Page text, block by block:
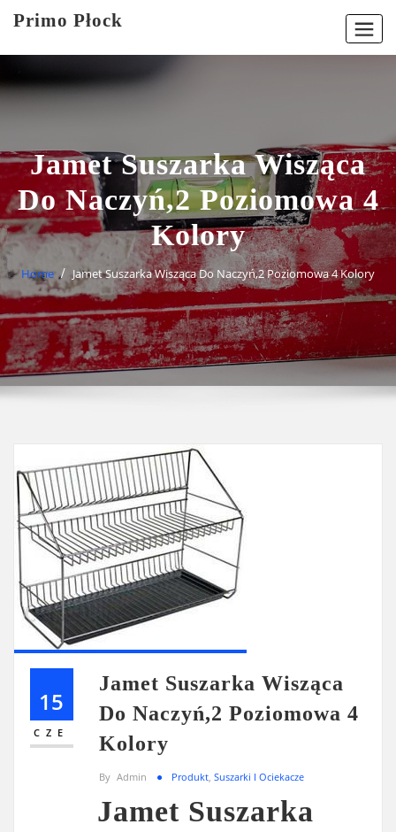
Primo Płock
Jamet Suszarka Wisząca
Do Naczyń,2 Poziomowa 4
Kolory
Home Jamet Suszarka Wisząca Do Naczyń,2 Poziomowa 4 Kolory
15
CZE
Jamet Suszarka Wisząca
Do Naczyń,2 Poziomowa 4
Kolory
By Admin Produkt Suszarki I Ociekacze
Jamet Suszarka